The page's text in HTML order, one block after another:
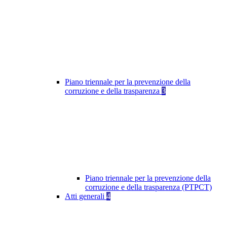
Piano triennale per la prevenzione della
corruzione e della trasparenza 3
Piano triennale per la prevenzione della
corruzione e della trasparenza (PTPCT)
Atti generali 4